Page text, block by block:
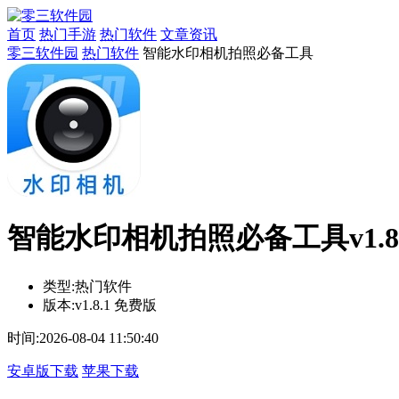
首页 热门手游 热门软件 文章资讯
零三软件园 热门软件 智能水印相机拍照必备工具
智能水印相机拍照必备工具
类型:热门软件
版本:v1.8.1 免费版
时间:2026-08-04 11:50:40
安卓版下载 苹果下载